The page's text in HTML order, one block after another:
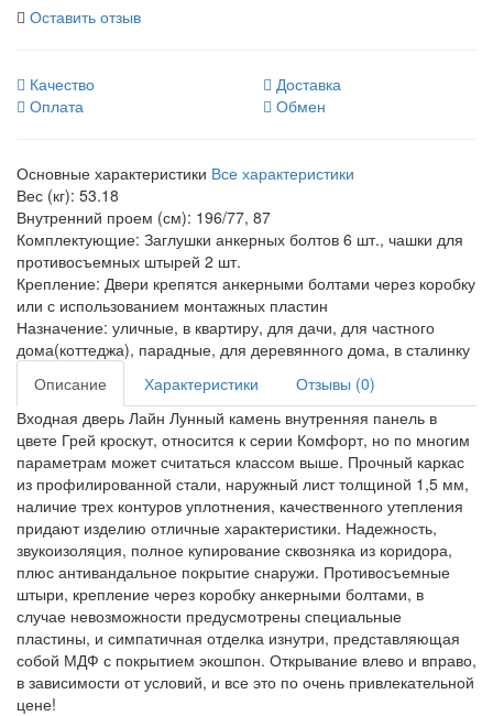
Оставить отзыв
Качество
Доставка
Оплата
Обмен
Основные характеристики Все характеристики
Вес (кг): 53.18
Внутренний проем (см): 196/77, 87
Комплектующие: Заглушки анкерных болтов 6 шт., чашки для
противосъемных штырей 2 шт.
Крепление: Двери крепятся анкерными болтами через коробку
или с использованием монтажных пластин
Назначение: уличные, в квартиру, для дачи, для частного
дома(коттеджа), парадные, для деревянного дома, в сталинку
Описание
Характеристики
Отзывы (0)
Входная дверь Лайн Лунный камень внутренняя панель в
цвете Грей кроскут, относится к серии Комфорт, но по многим
параметрам может считаться классом выше. Прочный каркас
из профилированной стали, наружный лист толщиной 1,5 мм,
наличие трех контуров уплотнения, качественного утепления
придают изделию отличные характеристики. Надежность,
звукоизоляция, полное купирование сквозняка из коридора,
плюс антивандальное покрытие снаружи. Противосъемные
штыри, крепление через коробку анкерными болтами, в
случае невозможности предусмотрены специальные
пластины, и симпатичная отделка изнутри, представляющая
собой МДФ с покрытием экошпон. Открывание влево и вправо,
в зависимости от условий, и все это по очень привлекательной
цене!